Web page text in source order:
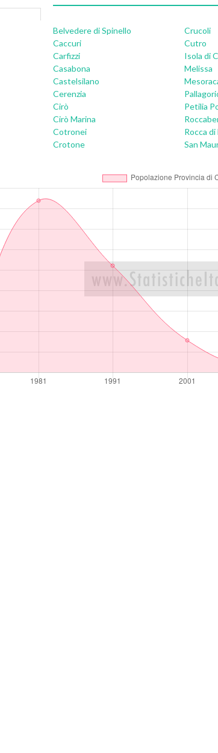
Belvedere di Spinello
Caccuri
Carfizzi
Casabona
Castelsilano
Cerenzia
Cirò
Cirò Marina
Cotronei
Crotone
Crucoli
Cutro
Isola di
Melissa
Petilia
Rocca
San